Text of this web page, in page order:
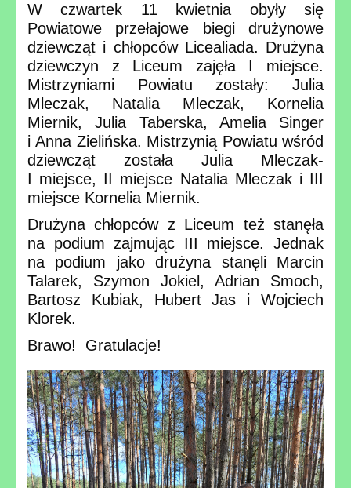
W czwartek 11 kwietnia obyły się
Powiatowe przełajowe biegi drużynowe
dziewcząt i chłopców Licealiada. Drużyna
dziewczyn z Liceum zajęła I miejsce.
Mistrzyniami Powiatu zostały: Julia
Mleczak, Natalia Mleczak, Kornelia
Miernik, Julia Taberska, Amelia Singer
i Anna Zielińska. Mistrzynią Powiatu wśród
dziewcząt została Julia Mleczak-
I miejsce, II miejsce Natalia Mleczak i III
miejsce Kornelia Miernik.
Drużyna chłopców z Liceum też stanęła
na podium zajmując III miejsce. Jednak
na podium jako drużyna stanęli Marcin
Talarek, Szymon Jokiel, Adrian Smoch,
Bartosz Kubiak, Hubert Jas i Wojciech
Klorek.
Brawo! Gratulacje!